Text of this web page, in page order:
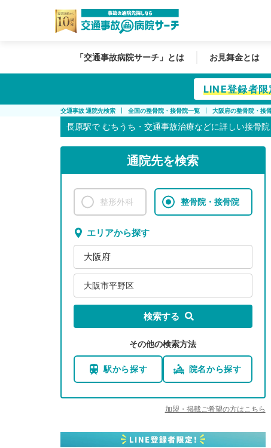
「交通事故病院サーチ」とは お見舞金とは
LINE登録者
交通事故 通院先検索 全国の整骨院・接骨院一覧 大阪府の整骨院・接
長原駅で むちうち・交通事故治療などに詳しい接骨
通院先を検索
整形外科 整骨院・接骨院
エリアから探す
大阪府
大阪市平野区
検索する
その他の検索方法
駅から探す 院名から探す
加盟・掲載ご希望の方はこちら